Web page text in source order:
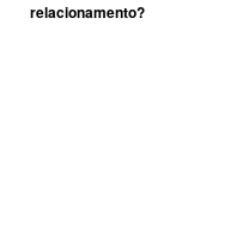
relacionamento?